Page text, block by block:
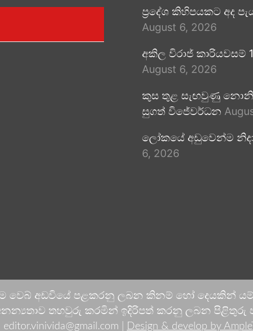
ප්‍රදේශ කිහිපයකට අද
August 6, 2026
අකිල විරාජ් කාරියවසම්
August 6, 2026
කුස තුළ සැඟවුණු
සුගත් විජේවර්ධන
ලෝකයේ අඩුවෙන්ම
6, 2026
මෙම වෙබ් අඩවියේ පළකරනු ලබන කිනම් හෝ
තහවුරු කරමින් ඉදිරිපත් කරනු ලබන පිළිතුරු
|
Design & develop by